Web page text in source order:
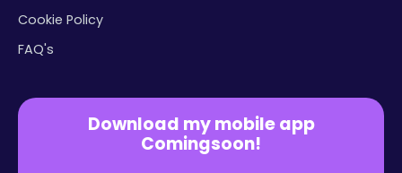
Cookie Policy
FAQ's
Download my mobile app
Comingsoon!